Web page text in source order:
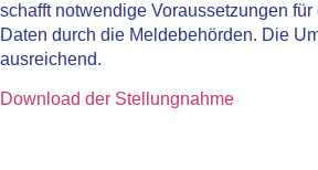
schafft notwendige Voraussetzungen
Daten durch die Meldebehörden. Die
ausreichend.
Download der Stellungnahme